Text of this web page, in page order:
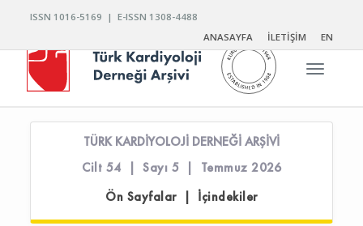
ISSN 1016-5169 | E-ISSN 1308-4488
ANASAYFA
İLETİŞİM EN
Toggle
TÜRK KARDİYOLOJİ DERNEĞİ ARŞİVİ
Cilt 54 | Sayı 5 | Temmuz 2026
Ön Sayfalar | İçindekiler